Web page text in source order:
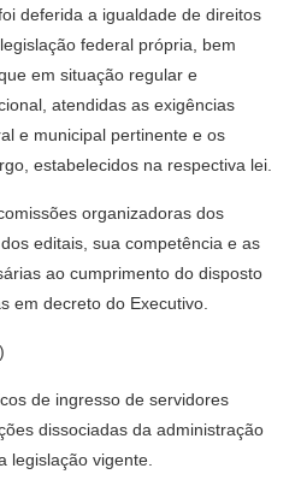
deferida a igualdade de direitos
federal própria, bem
em situação regular e
atendidas as exigências
e municipal pertinente e os
estabelecidos na respectiva lei.
organizadoras dos
editais, sua competência e as
ao cumprimento do disposto
em decreto do Executivo.
de ingresso de servidores
dissociadas da administração
legislação vigente.